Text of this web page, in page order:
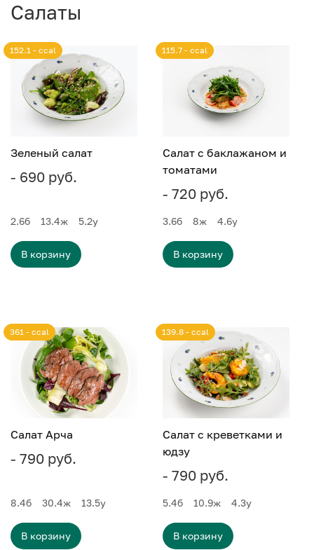
Салаты
Зеленый салат
- 690 руб.
152.1 - ccal
2.6б 13.4ж 5.2у
В корзину
Салат с баклажаном и
томатами
- 720 руб.
115.7 - ccal
3.6б 8ж 4.6у
В корзину
Салат Арча
- 790 руб.
361 - ccal
8.4б 30.4ж 13.5у
В корзину
Салат с креветками и
юдзу
- 790 руб.
139.8 - ccal
5.4б 10.9ж 4.3у
В корзину